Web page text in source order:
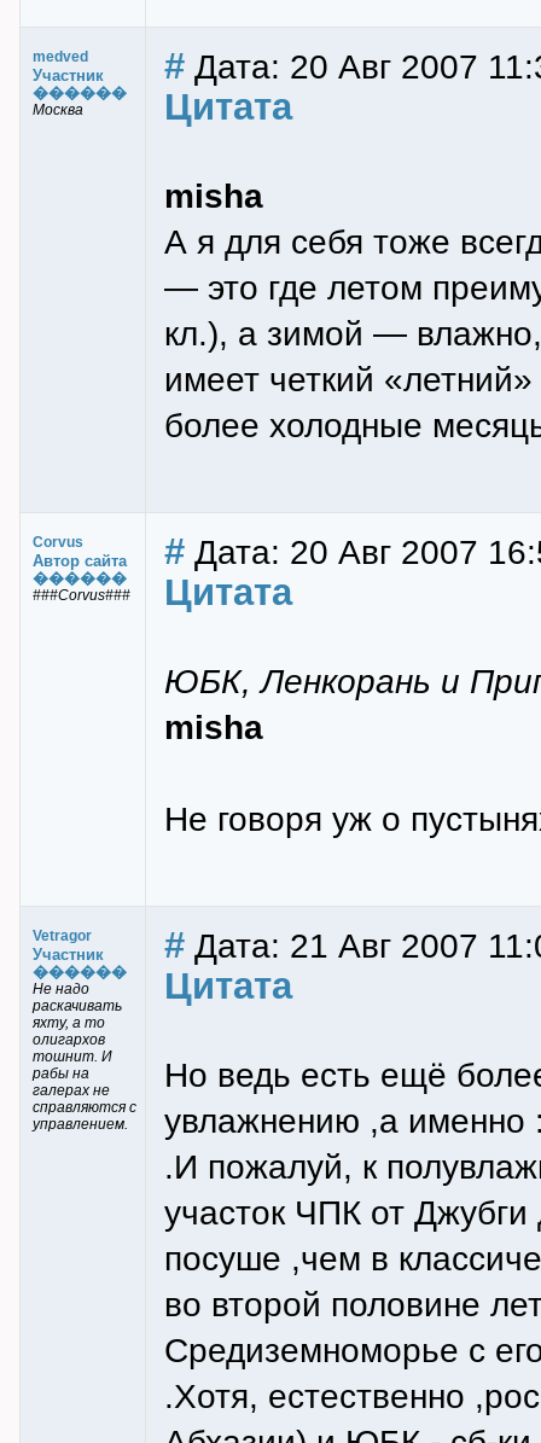
medved
Участник
������
Москва
# Дата: 20 Авг 2007
Цитата
misha
А я для себя тоже
— это где летом
кл.), а зимой —
имеет четкий
более холодные
Corvus
Автор сайта
������
###Corvus###
# Дата: 20 Авг 2007
Цитата
ЮБК, Ленкорань и
misha
Не говоря уж о
Vetragor
Участник
������
Не надо
раскачивать
яхту, а то
олигархов
тошнит. И
рабы на
галерах не
справляются с
управлением.
# Дата: 21 Авг 2007
Цитата
Но ведь есть ещё
увлажнению ,а именно
.И пожалуй, к
участок ЧПК от
посуше ,чем в
во второй половине
Средиземноморье с
.Хотя, естественно